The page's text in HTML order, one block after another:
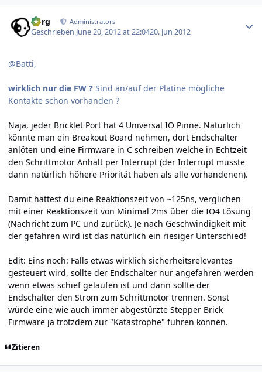
borg Administrators
Geschrieben June 20, 2012 at 22:0420. Jun 2012
@Batti,
wirklich nur die FW ? Sind an/auf der Platine mögliche
Kontakte schon vorhanden ?
Naja, jeder Bricklet Port hat 4 Universal IO Pinne. Natürlich
könnte man ein Breakout Board nehmen, dort Endschalter
anlöten und eine Firmware in C schreiben welche in Echtzeit
den Schrittmotor Anhält per Interrupt (der Interrupt müsste
dann natürlich höhere Priorität haben als alle vorhandenen).
Damit hättest du eine Reaktionszeit von ~125ns, verglichen
mit einer Reaktionszeit von Minimal 2ms über die IO4 Lösung
(Nachricht zum PC und zurück). Je nach Geschwindigkeit mit
der gefahren wird ist das natürlich ein riesiger Unterschied!
Edit: Eins noch: Falls etwas wirklich sicherheitsrelevantes
gesteuert wird, sollte der Endschalter nur angefahren werden
wenn etwas schief gelaufen ist und dann sollte der
Endschalter den Strom zum Schrittmotor trennen. Sonst
würde eine wie auch immer abgestürzte Stepper Brick
Firmware ja trotzdem zur "Katastrophe" führen können.
Zitieren